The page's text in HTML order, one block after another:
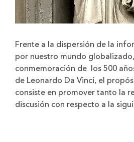
Frente a la dispersión de la
por nuestro mundo
conmemoración de los 500
de Leonardo Da Vinci, el
consiste en promover tanto la
discusión con respecto a la